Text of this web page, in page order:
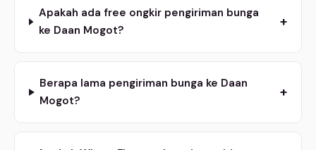
Apakah ada free ongkir pengiriman bunga
ke Daan Mogot?
+
Berapa lama pengiriman bunga ke Daan
Mogot?
+